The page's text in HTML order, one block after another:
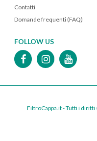
Contatti
Domande frequenti (FAQ)
FOLLOW US
FiltroCappa.it - Tutti i